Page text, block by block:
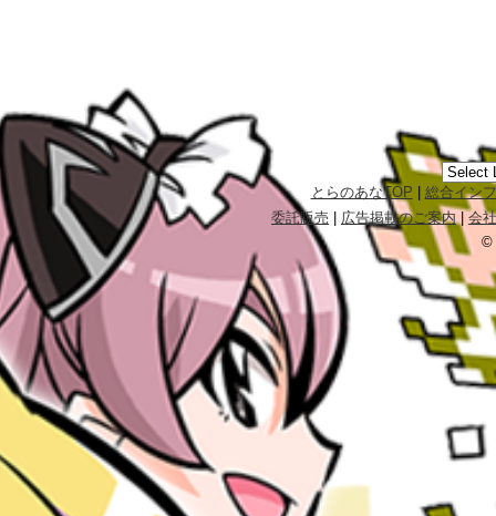
とらのあなTOP
総合イン
委託販売
広告掲載のご案内|会
©